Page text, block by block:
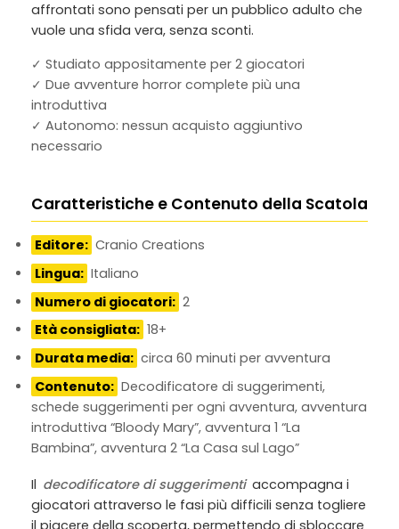
affrontati sono pensati per un pubblico adulto che
vuole una sfida vera, senza sconti.
✓ Studiato appositamente per 2 giocatori
✓ Due avventure horror complete più una
introduttiva
✓ Autonomo: nessun acquisto aggiuntivo
necessario
Caratteristiche e Contenuto della Scatola
Editore: Cranio Creations
Lingua: Italiano
Numero di giocatori: 2
Età consigliata: 18+
Durata media: circa 60 minuti per avventura
Contenuto: Decodificatore di suggerimenti,
schede suggerimenti per ogni avventura, avventura
introduttiva “Bloody Mary”, avventura 1 “La
Bambina”, avventura 2 “La Casa sul Lago”
Il decodificatore di suggerimenti accompagna i
giocatori attraverso le fasi più difficili senza togliere